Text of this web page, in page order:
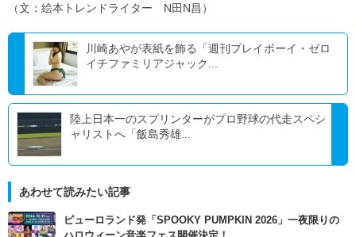
（文：絵本トレンドライター N田N昌）
川崎あやが表紙を飾る「週刊プレイボーイ・ゼロ
イチファミリアジャック...
陸上日本一のスプリンターがプロ野球の代走スペシ
ャリストへ「飯島秀雄...
あわせて読みたい記事
ピューロランド発「SPOOKY PUMPKIN 2026」一夜限りの